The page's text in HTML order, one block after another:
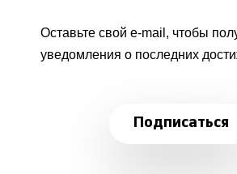
Оставьте свой e-mail, чтобы
уведомления о последних
Подписаться